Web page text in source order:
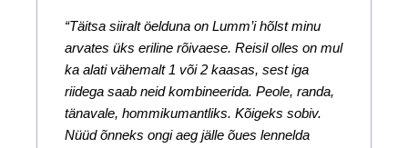
“Täitsa siiralt öelduna on Lumm’i hõlst minu
arvates üks eriline rõivaese. Reisil olles on mul
ka alati vähemalt 1 või 2 kaasas, sest iga
riidega saab neid kombineerida. Peole, randa,
tänavale, hommikumantliks. Kõigeks sobiv.
Nüüd õnneks ongi aeg jälle õues lennelda